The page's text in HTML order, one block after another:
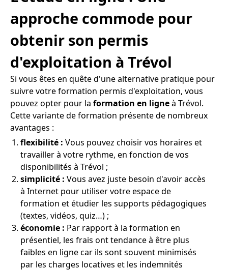
approche commode pour
obtenir son permis
d'exploitation à Trévol
Si vous êtes en quête d'une alternative pratique pour
suivre votre formation permis d'exploitation, vous
pouvez opter pour la formation en ligneà Trévol.
Cette variante de formation présente de nombreux
avantages :
flexibilité : Vous pouvez choisir vos horaires et
travailler à votre rythme, en fonction de vos
disponibilités à Trévol ;
simplicité : Vous avez juste besoin d'avoir accès
à Internet pour utiliser votre espace de
formation et étudier les supports pédagogiques
(textes, vidéos, quiz…) ;
économie : Par rapport à la formation en
présentiel, les frais ont tendance à être plus
faibles en ligne car ils sont souvent minimisés
par les charges locatives et les indemnités